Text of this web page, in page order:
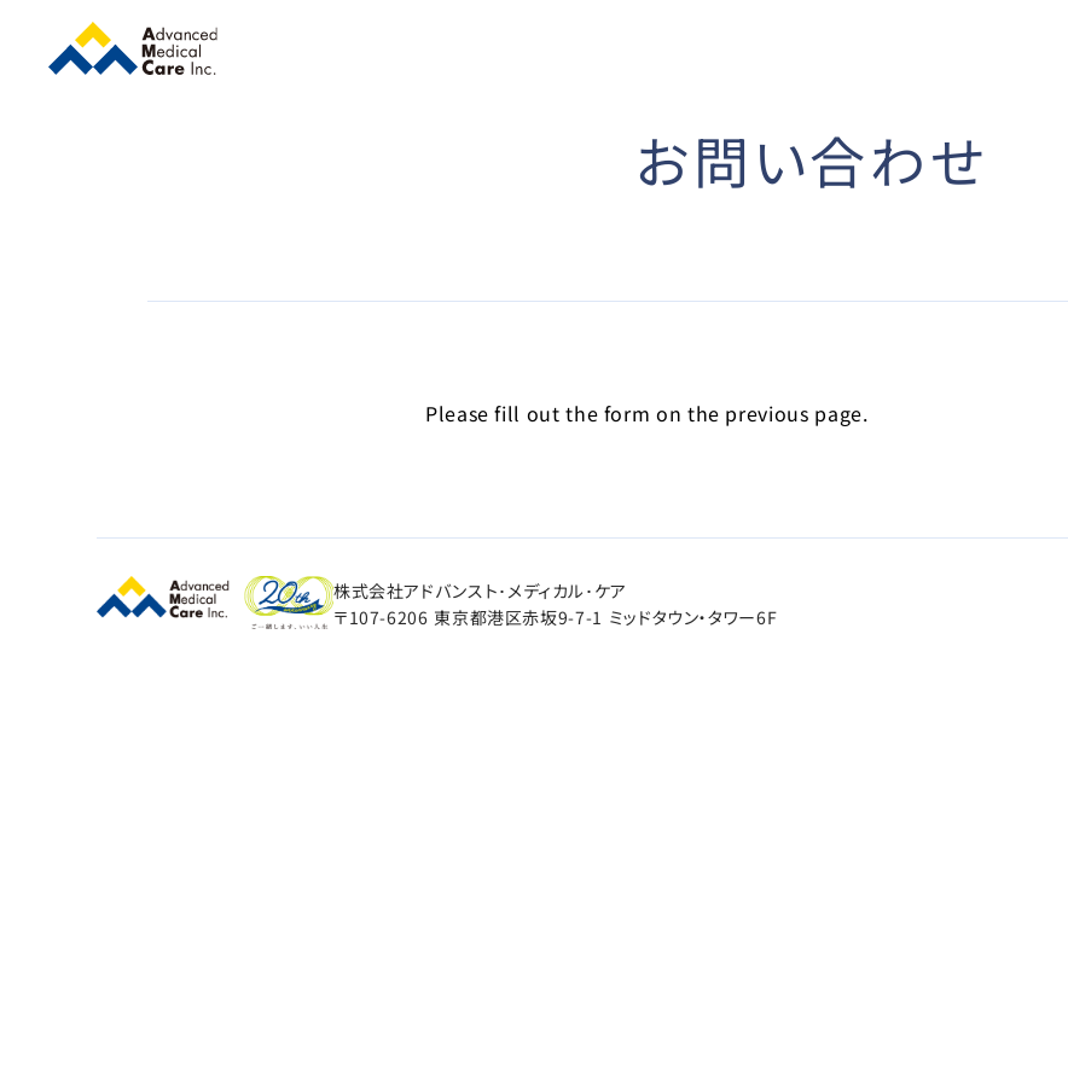
お問い合わせ
Please fill out the form on the previous page.
株式会社アドバンスト･メディカル･ケア
〒107-6206 東京都港区赤坂9-7-1 ミッドタウン・タワー6F